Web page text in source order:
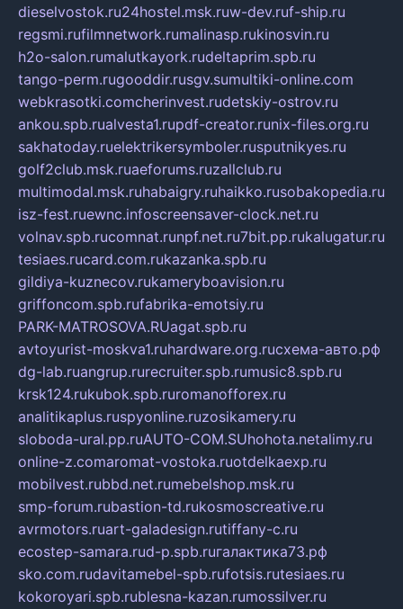
dieselvostok.ru24hostel.msk.ruw-dev.ruf-ship.ru
regsmi.rufilmnetwork.rumalinasp.rukinosvin.ru
h2o-salon.rumalutkayork.rudeltaprim.spb.ru
tango-perm.rugooddir.rusgv.sumultiki-online.com
webkrasotki.comcherinvest.rudetskiy-ostrov.ru
ankou.spb.rualvesta1.rupdf-creator.runix-files.org.ru
sakhatoday.ruelektrikersymboler.rusputnikyes.ru
golf2club.msk.ruaeforums.ruzallclub.ru
multimodal.msk.ruhabaigry.ruhaikko.rusobakopedia.ru
isz-fest.ruewnc.infoscreensaver-clock.net.ru
volnav.spb.rucomnat.runpf.net.ru7bit.pp.rukalugatur.ru
tesiaes.rucard.com.rukazanka.spb.ru
gildiya-kuznecov.rukameryboavision.ru
griffoncom.spb.rufabrika-emotsiy.ru
PARK-MATROSOVA.RUagat.spb.ru
avtoyurist-moskva1.ruhardware.org.ruсхема-авто.рф
dg-lab.ruangrup.rurecruiter.spb.rumusic8.spb.ru
krsk124.rukubok.spb.ruromanofforex.ru
analitikaplus.ruspyonline.ruzosikamery.ru
sloboda-ural.pp.ruAUTO-COM.SUhohota.netalimy.ru
online-z.comaromat-vostoka.ruotdelkaexp.ru
mobilvest.rubbd.net.rumebelshop.msk.ru
smp-forum.rubastion-td.rukosmoscreative.ru
avrmotors.ruart-galadesign.rutiffany-c.ru
ecostep-samara.rud-p.spb.ruгалактика73.рф
sko.com.rudavitamebel-spb.rufotsis.rutesiaes.ru
kokoroyari.spb.rublesna-kazan.rumossilver.ru